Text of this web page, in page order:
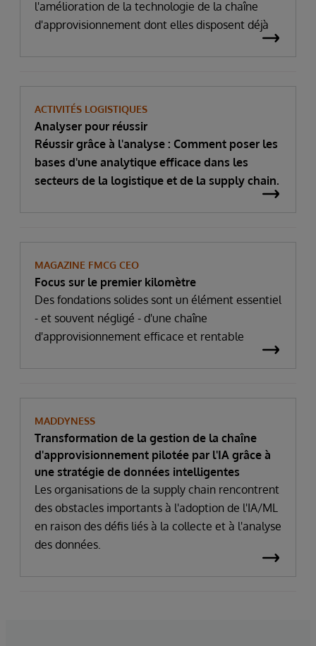
l'amélioration de la technologie de la chaîne
d'approvisionnement dont elles disposent déjà
ACTIVITÉS LOGISTIQUES
Analyser pour réussir
Réussir grâce à l'analyse : Comment poser les
bases d'une analytique efficace dans les
secteurs de la logistique et de la supply chain.
MAGAZINE FMCG CEO
Focus sur le premier kilomètre
Des fondations solides sont un élément essentiel
- et souvent négligé - d'une chaîne
d'approvisionnement efficace et rentable
MADDYNESS
Transformation de la gestion de la chaîne
d'approvisionnement pilotée par l'IA grâce à
une stratégie de données intelligentes
Les organisations de la supply chain rencontrent
des obstacles importants à l'adoption de l'IA/ML
en raison des défis liés à la collecte et à l'analyse
des données.